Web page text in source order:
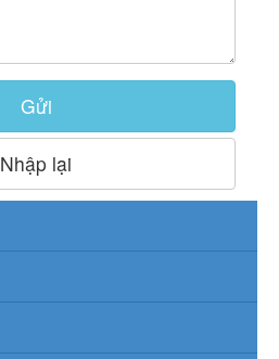
Gửi
Nhập lại